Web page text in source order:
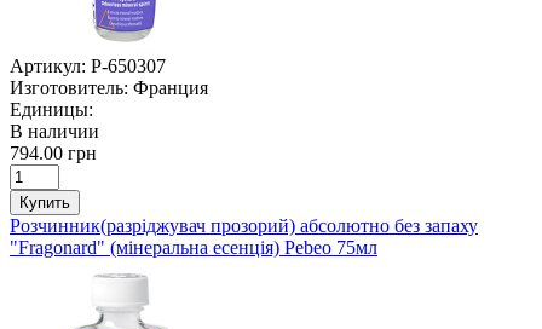
Артикул: P-650307
Изготовитель: Франция
Единицы:
В наличии
794.00 грн
Купить
Розчинник(разріджувач прозорий) абсолютно без запаху
"Fragonard" (мінеральна есенція) Pebeo 75мл